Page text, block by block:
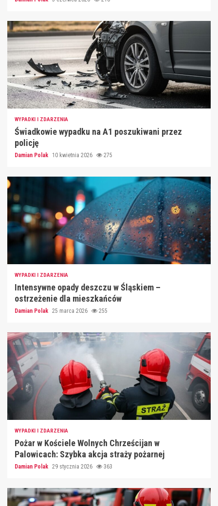
WYPADKI I ZDARZENIA
Świadkowie wypadku na A1 poszukiwani przez
policję
Damian Polak 10 kwietnia 2026 275
WYPADKI I ZDARZENIA
Intensywne opady deszczu w Śląskiem –
ostrzeżenie dla mieszkańców
Damian Polak 25 marca 2026 255
WYPADKI I ZDARZENIA
Pożar w Kościele Wolnych Chrześcijan w
Palowicach: Szybka akcja straży pożarnej
Damian Polak 29 stycznia 2026 363